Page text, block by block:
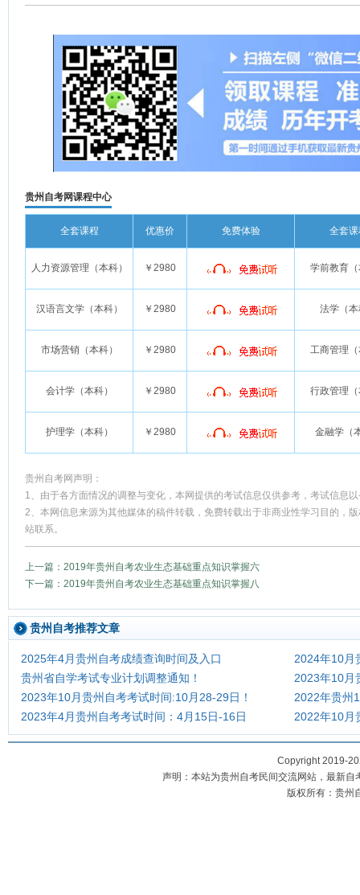
贵州自考网课程中心
全套课程 优惠价 免费体验 全套课
人力资源管理（本科） ￥2980 学前教育
汉语言文学（本科） ￥2980 法学（
市场营销（本科） ￥2980 工商管理
会计学（本科） ￥2980 行政管理
护理学（本科） ￥2980 金融学（
贵州自考网声明：
1、由于各方面情况的调整与变化，本网提供的考试信息仅供参考，考试信息
2、本网信息来源为其他媒体的稿件转载，免费转载出于非商业性学习目的，
站联系。
上一篇：2019年贵州自考农业生态基础重点知识掌握六
下一篇：2019年贵州自考农业生态基础重点知识掌握八
贵州自考推荐文章
2025年4月贵州自考成绩查询时间及入口
2024年10月
贵州省自学考试专业计划调整通知！
2023年10月
2023年10月贵州自考考试时间:10月28-29日！
2022年贵州
2023年4月贵州自考考试时间：4月15日-16日
2022年10月
Copyright 2019-
声明：本站为贵州自考民间交流网站，最新
版权所有：贵